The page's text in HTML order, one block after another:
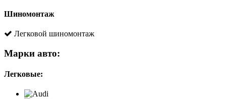
Шиномонтаж
Легковой шиномонтаж
Марки авто:
Легковые: